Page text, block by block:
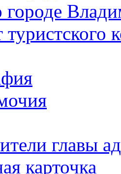
туристского
главы
карточка